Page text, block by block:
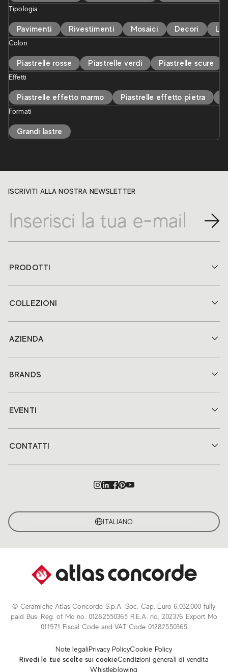
Tipologia
Pavimenti Rivestimenti Mosaici Decori
Colori
Piastrelle rosse Piastrelle verdi Piastrelle scure
Effetti
Piastrelle effetto marmo Piastrelle effetto pietra
Formati
Grandi lastre
ISCRIVITI ALLA NOSTRA NEWSLETTER
PRODOTTI
COLLEZIONI
AZIENDA
BRANDS
EVENTI
CONTATTI
ITALIANO
© Ceramiche Atlas Concorde S.p.A. Soc. Cap. Euro 6,032,000 fully
paid Bus. Reg. of Mo no. 01282550365 R.E.A. no. 202376 Export Mo
011971 Fiscal Code and VAT Code 01282550365
Note legaliPrivacy PolicyCookie Policy
Rivedi le tue scelte sui cookieCondizioni generali di vendita
Whistleblowing